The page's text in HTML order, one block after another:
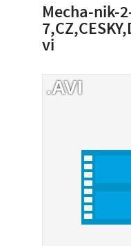
Mecha-nik-
vi
.AVI